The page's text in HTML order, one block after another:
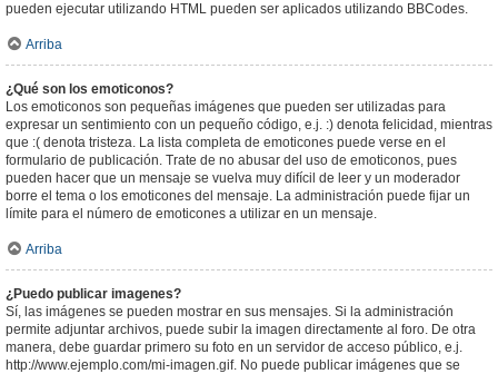
pueden ejecutar utilizando HTML pueden ser aplicados utilizando BBCodes.
Arriba
¿Qué son los emoticonos?
Los emoticonos son pequeñas imágenes que pueden ser utilizadas para
expresar un sentimiento con un pequeño código, e.j. :) denota felicidad, mientras
que :( denota tristeza. La lista completa de emoticones puede verse en el
formulario de publicación. Trate de no abusar del uso de emoticonos, pues
pueden hacer que un mensaje se vuelva muy difícil de leer y un moderador
borre el tema o los emoticones del mensaje. La administración puede fijar un
límite para el número de emoticones a utilizar en un mensaje.
Arriba
¿Puedo publicar imagenes?
Sí, las imágenes se pueden mostrar en sus mensajes. Si la administración
permite adjuntar archivos, puede subir la imagen directamente al foro. De otra
manera, debe guardar primero su foto en un servidor de acceso público, e.j.
http://www.ejemplo.com/mi-imagen.gif. No puede publicar imágenes que se